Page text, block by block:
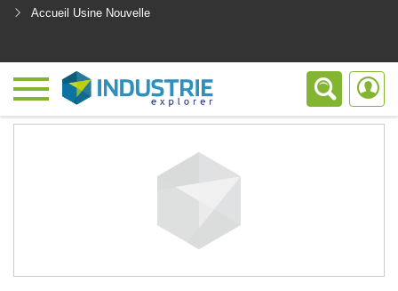
Accueil Usine Nouvelle